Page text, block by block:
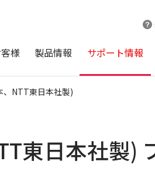
様 製品情報 サポート情報
NTT東日本社製)
東日本社製)